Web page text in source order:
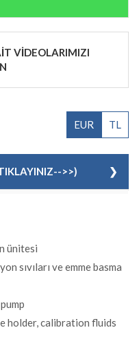
VİDEOLARIMIZI
EUR TL
>>)
+ KDV
ünitesi
sıvıları ve emme basma
holder, calibration fluids